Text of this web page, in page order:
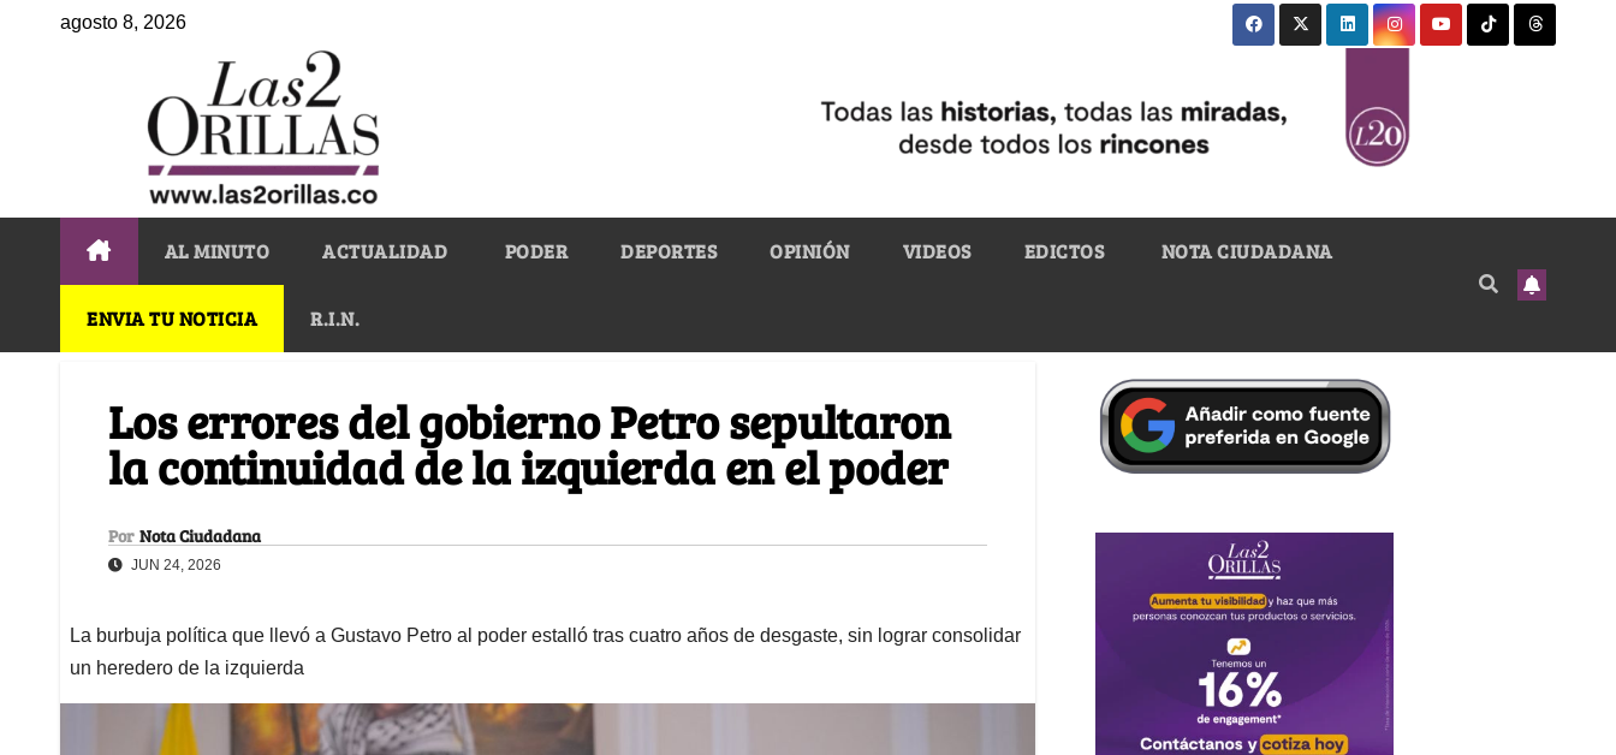
agosto 8, 2026
AL MINUTO ACTUALIDAD PODER DEPORTES OPINIÓN VIDEOS EDICTOS NOTA CIUDADANA
ENVIA TU NOTICIA R.I.N.
Los errores del gobierno Petro sepultaron
la continuidad de la izquierda en el poder
Por Nota Ciudadana
JUN 24, 2026
La burbuja política que llevó a Gustavo Petro al poder estalló tras cuatro años de desgaste, sin lograr consolidar
un heredero de la izquierda